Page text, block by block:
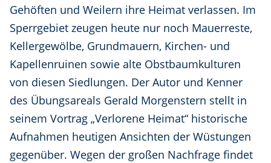
Gehöften und Weilern ihre Heimat verlassen. Im
Sperrgebiet zeugen heute nur noch Mauerreste,
Kellergewölbe, Grundmauern, Kirchen- und
Kapellenruinen sowie alte Obstbaumkulturen
von diesen Siedlungen. Der Autor und Kenner
des Übungsareals Gerald Morgenstern stellt in
seinem Vortrag „Verlorene Heimat“ historische
Aufnahmen heutigen Ansichten der Wüstungen
gegenüber. Wegen der großen Nachfrage findet